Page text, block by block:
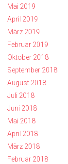
Mai 2019
April 2019
März 2019
Februar 2019
Oktober 2018
September 2018
August 2018
Juli 2018
Juni 2018
Mai 2018
April 2018
März 2018
Februar 2018